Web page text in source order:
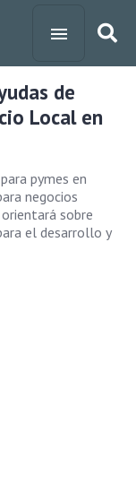
de
Local en
pymes en
negocios
sobre
el desarrollo y